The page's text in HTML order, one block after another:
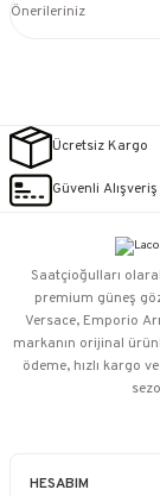
Önerileriniz
Ücretsiz Kargo
Güvenli Alışveriş
HESABIM
Saatçioğulları⁠
premium güneş
Versace, Emporio
markanın orijinal
ödeme, hızlı kargo